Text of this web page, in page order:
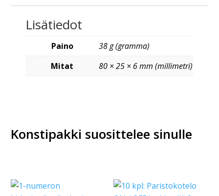
Lisätiedot
Paino
38 g (gramma)
Mitat
80 × 25 × 6 mm (millimetri)
Konstipakki suosittelee sinulle